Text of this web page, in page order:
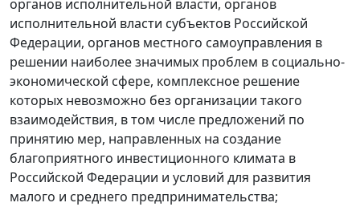
органов исполнительной власти, органов
исполнительной власти субъектов Российской
Федерации, органов местного самоуправления в
решении наиболее значимых проблем в социально-
экономической сфере, комплексное решение
которых невозможно без организации такого
взаимодействия, в том числе предложений по
принятию мер, направленных на создание
благоприятного инвестиционного климата в
Российской Федерации и условий для развития
малого и среднего предпринимательства;